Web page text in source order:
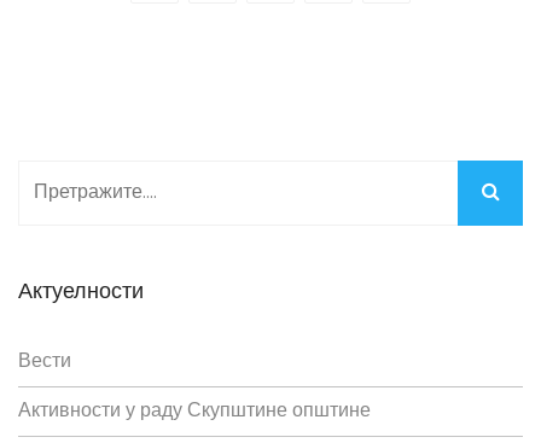
Актуелности
Вести
Активности у раду Скупштине општине